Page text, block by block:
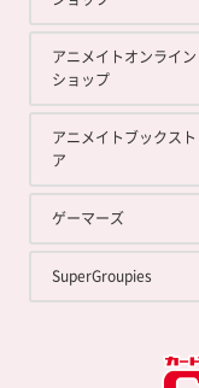
アニメイトオンライン
ショップ
アニメイトブックスト
ア
ゲーマーズ
SuperGroupies